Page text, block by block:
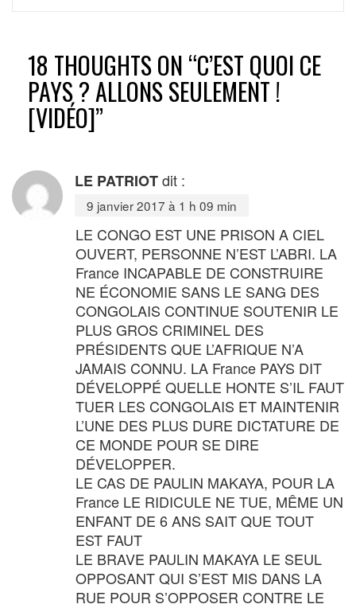
18 THOUGHTS ON “C’EST QUOI CE
PAYS ? ALLONS SEULEMENT !
[VIDÉO]”
LE PATRIOTdit :
9 janvier 2017 à 1 h 09 min
LE CONGO EST UNE PRISON A CIEL
OUVERT, PERSONNE N’EST L’ABRI. LA
France INCAPABLE DE CONSTRUIRE
NE ÉCONOMIE SANS LE SANG DES
CONGOLAIS CONTINUE SOUTENIR LE
PLUS GROS CRIMINEL DES
PRÉSIDENTS QUE L’AFRIQUE N’A
JAMAIS CONNU. LA France PAYS DIT
DÉVELOPPÉ QUELLE HONTE S’IL FAUT
TUER LES CONGOLAIS ET MAINTENIR
L’UNE DES PLUS DURE DICTATURE DE
CE MONDE POUR SE DIRE
DÉVELOPPER.
LE CAS DE PAULIN MAKAYA, POUR LA
France LE RIDICULE NE TUE, MÊME UN
ENFANT DE 6 ANS SAIT QUE TOUT
EST FAUT
LE BRAVE PAULIN MAKAYA LE SEUL
OPPOSANT QUI S’EST MIS DANS LA
RUE POUR S’OPPOSER CONTRE LE